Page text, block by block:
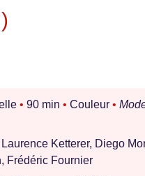
• 90 min • Couleur •
Ketterer, Diego
Frédéric Fournier